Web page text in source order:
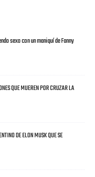
sexo con un maniquí de Fanny
QUE MUEREN POR CRUZAR LA
DE ELON MUSK QUE SE